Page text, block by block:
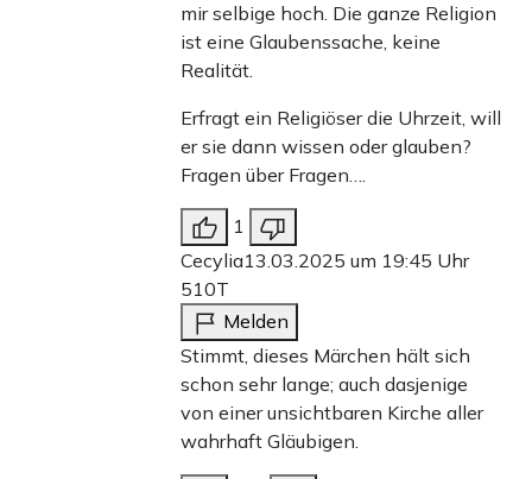
mir selbige hoch. Die ganze Religion
ist eine Glaubenssache, keine
Realität.
Erfragt ein Religiöser die Uhrzeit, will
er sie dann wissen oder glauben?
Fragen über Fragen….
1
Cecylia13.03.2025 um 19:45 Uhr
510T
Melden
Stimmt, dieses Märchen hält sich
schon sehr lange; auch dasjenige
von einer unsichtbaren Kirche aller
wahrhaft Gläubigen.